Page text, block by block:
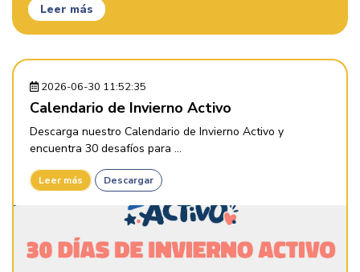
Leer más
2026-06-30 11:52:35
Calendario de Invierno Activo
Descarga nuestro Calendario de Invierno Activo y
encuentra 30 desafíos para ...
Leer más Descargar